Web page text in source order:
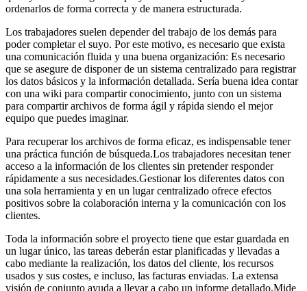
ordenarlos de forma correcta y de manera estructurada.
Los trabajadores suelen depender del trabajo de los demás para
poder completar el suyo. Por este motivo, es necesario que exista
una comunicación fluida y una buena organización: Es necesario
que se asegure de disponer de un sistema centralizado para registrar
los datos básicos y la información detallada. Sería buena idea contar
con una wiki para compartir conocimiento, junto con un sistema
para compartir archivos de forma ágil y rápida siendo el mejor
equipo que puedes imaginar.
Para recuperar los archivos de forma eficaz, es indispensable tener
una práctica función de búsqueda.Los trabajadores necesitan tener
acceso a la información de los clientes sin pretender responder
rápidamente a sus necesidades.Gestionar los diferentes datos con
una sola herramienta y en un lugar centralizado ofrece efectos
positivos sobre la colaboración interna y la comunicación con los
clientes.
Toda la información sobre el proyecto tiene que estar guardada en
un lugar único, las tareas deberán estar planificadas y llevadas a
cabo mediante la realización, los datos del cliente, los recursos
usados y sus costes, e incluso, las facturas enviadas. La extensa
visión de conjunto ayuda a llevar a cabo un informe detallado.Mide